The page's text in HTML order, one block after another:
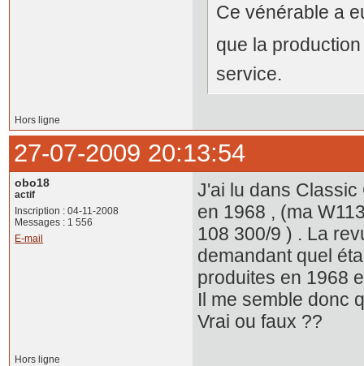
Ce vénérable a
que la
service.
Hors ligne
27-07-2009 20:13:54
obo18
actif
Inscription : 04-11-2008
Messages : 1 556
E-mail
J'ai lu dans
en 1968 , (ma
108 300/9 ) . La
demandant quel
produites en 1968
Il me semble donc
Vrai ou faux ??
Hors ligne